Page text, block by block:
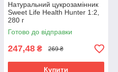
Натуральний цукрозамінник
Sweet Life Health Hunter 1:2,
280 г
Готово до відправки
247,48 ₴ 269 ₴
Купити